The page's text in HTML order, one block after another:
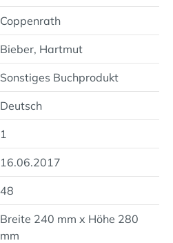
Coppenrath
Bieber, Hartmut
Sonstiges Buchprodukt
Deutsch
1
16.06.2017
48
Breite 240 mm x Höhe 280
mm